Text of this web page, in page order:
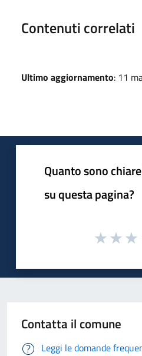
Contenuti correlati
Ultimo aggiornamento: 11
Quanto sono
su questa pagina?
Contatta il comune
Leggi le domande